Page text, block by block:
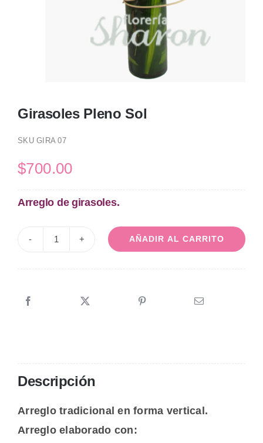
Girasoles Pleno Sol
SKUGIRA 07
$700.00
Arreglo de girasoles.
cantidad
AÑADIR AL CARRITO
Descripción
Arreglo tradicional en forma vertical.
Arreglo elaborado con: